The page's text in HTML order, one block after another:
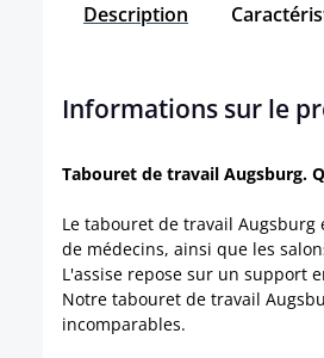
Description
Informations sur le
Tabouret de travail Augsburg.
Le tabouret de travail
de médecins, ainsi que les
L'assise repose sur un support
Notre tabouret de travail
incomparables.